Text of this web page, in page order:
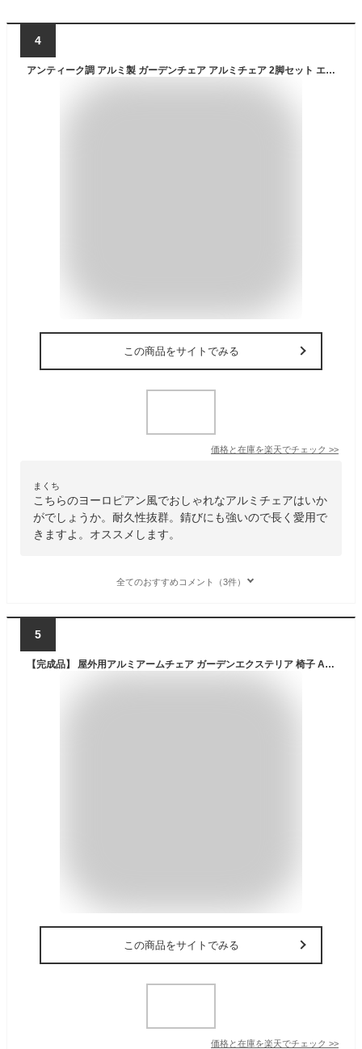
4
アンティーク調 アルミ製 ガーデンチェア アルミチェア 2脚セット エレガント チェア ガーデン家具 ホワイト ブロンズ ブラック ガーデン ガーデンチェア アルミ鋳物 庭 エクステリア バルコニー テラス 屋外 屋内 おしゃれ
この商品をサイトでみる
価格と在庫を楽天でチェック >>
まくち
こちらのヨーロピアン風でおしゃれなアルミチェアはいか
がでしょうか。耐久性抜群。錆びにも強いので長く愛用で
きますよ。オススメします。
全てのおすすめコメント（3件）
5
【完成品】 屋外用アルミアームチェア ガーデンエクステリア 椅子 AL-53AC ガーデンチェア ガーデン チェアー アルミ製 ガーデニング アウトドアチェア 雨ざらし イス 屋外 業務用 家庭用 プレゼント
この商品をサイトでみる
価格と在庫を楽天でチェック >>